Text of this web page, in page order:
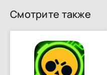
Смотрите также